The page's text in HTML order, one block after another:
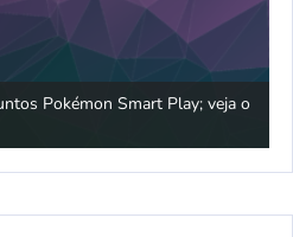
Pokémon Smart Play; veja o